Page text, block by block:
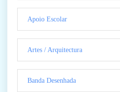
Apoio Escolar
Artes / Arquitectura
Banda Desenhada